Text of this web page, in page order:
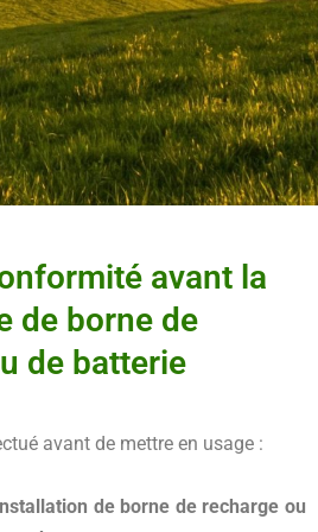
avant la
de borne de
de batterie
avant de mettre en usage :
de borne de recharge ou